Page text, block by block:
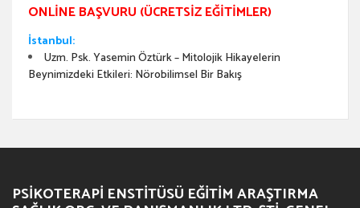
ONLINE BAŞVURU (ÜCRETSIZ EĞITIMLER)
İstanbul:
Uzm. Psk. Yasemin Öztürk – Mitolojik Hikayelerin
Beynimizdeki Etkileri: Nörobilimsel Bir Bakış
PSIKOTERAPI ENSTITÜSÜ EĞITIM ARAŞTIRMA